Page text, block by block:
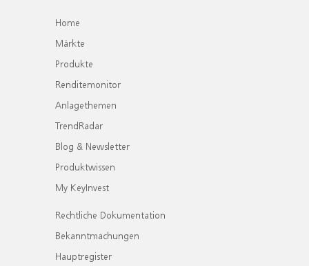
Home
Märkte
Produkte
Renditemonitor
Anlagethemen
TrendRadar
Blog & Newsletter
Produktwissen
My KeyInvest
Rechtliche Dokumentation
Bekanntmachungen
Hauptregister